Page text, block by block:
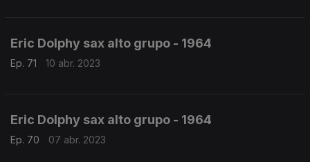
Eric Dolphy sax alto grupo - 1964
Ep. 71 10 abr. 2023
Eric Dolphy sax alto grupo - 1964
Ep. 70 07 abr. 2023